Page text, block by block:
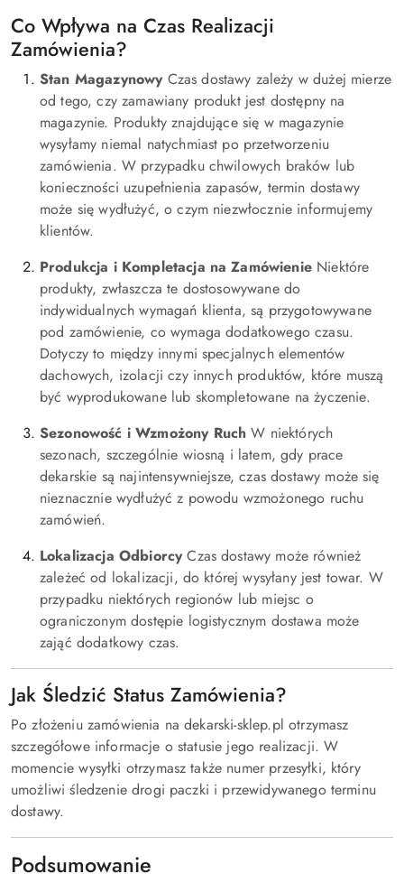
Co Wpływa na Czas Realizacji
Zamówienia?
Stan MagazynowyCzas dostawy zależy w dużej mierze
od tego, czy zamawiany produkt jest dostępny na
magazynie. Produkty znajdujące się w magazynie
wysyłamy niemal natychmiast po przetworzeniu
zamówienia. W przypadku chwilowych braków lub
konieczności uzupełnienia zapasów, termin dostawy
może się wydłużyć, o czym niezwłocznie informujemy
klientów.
Produkcja i Kompletacja na ZamówienieNiektóre
produkty, zwłaszcza te dostosowywane do
indywidualnych wymagań klienta, są przygotowywane
pod zamówienie, co wymaga dodatkowego czasu.
Dotyczy to między innymi specjalnych elementów
dachowych, izolacji czy innych produktów, które muszą
być wyprodukowane lub skompletowane na życzenie.
Sezonowość i Wzmożony Ruch W niektórych
sezonach, szczególnie wiosną i latem, gdy prace
dekarskie są najintensywniejsze, czas dostawy może się
nieznacznie wydłużyć z powodu wzmożonego ruchu
zamówień.
Lokalizacja OdbiorcyCzas dostawy może również
zależeć od lokalizacji, do której wysyłany jest towar. W
przypadku niektórych regionów lub miejsc o
ograniczonym dostępie logistycznym dostawa może
zająć dodatkowy czas.
Jak Śledzić Status Zamówienia?
Po złożeniu zamówienia na dekarski-sklep.pl otrzymasz
szczegółowe informacje o statusie jego realizacji. W
momencie wysyłki otrzymasz także numer przesyłki, który
umożliwi śledzenie drogi paczki i przewidywanego terminu
dostawy.
Podsumowanie